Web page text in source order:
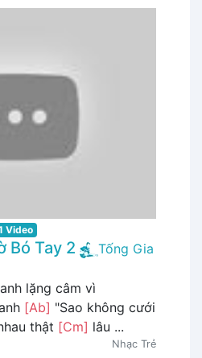
Video
Bó Tay 2
Tống Gia
lặng câm vì
[Ab] "Sao không cưới
thật [Cm] lâu ...
Nhạc Trẻ